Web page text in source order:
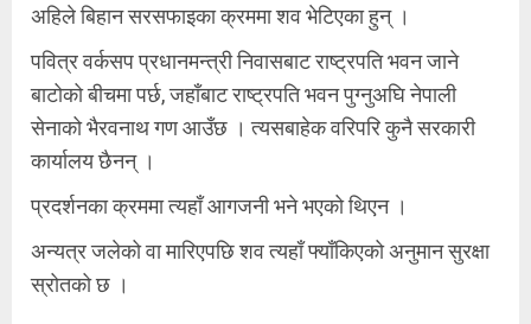
अहिले बिहान सरसफाइका क्रममा शव भेटिएका हुन् ।
पवित्र वर्कसप प्रधानमन्त्री निवासबाट राष्ट्रपति भवन जाने
बाटोको बीचमा पर्छ, जहाँबाट राष्ट्रपति भवन पुग्नुअघि नेपाली
सेनाको भैरवनाथ गण आउँछ । त्यसबाहेक वरिपरि कुनै सरकारी
कार्यालय छैनन् ।
प्रदर्शनका क्रममा त्यहाँ आगजनी भने भएको थिएन ।
अन्यत्र जलेको वा मारिएपछि शव त्यहाँ फ्याँकिएको अनुमान सुरक्षा
स्रोतको छ ।